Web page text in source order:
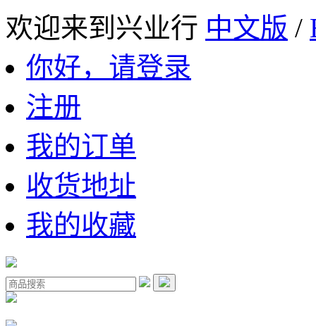
欢迎来到兴业行 中文版 /
你好，请登录
注册
我的订单
收货地址
我的收藏